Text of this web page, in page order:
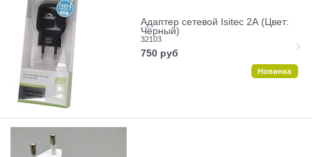
Адаптер сетевой Isitec 2А (Цвет:
Чёрный)
32103
750 руб
Новинка